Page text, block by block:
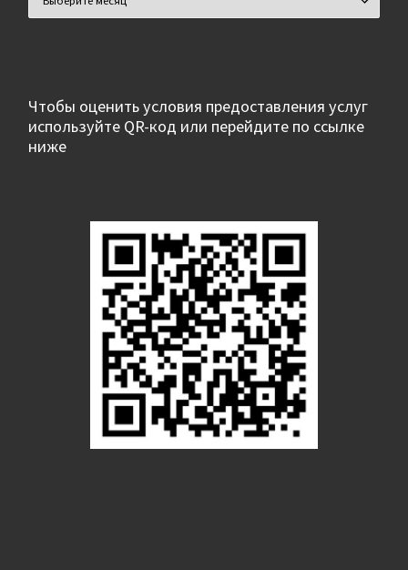
Чтобы оценить условия предоставления услуг
используйте QR-код или перейдите по ссылке
ниже